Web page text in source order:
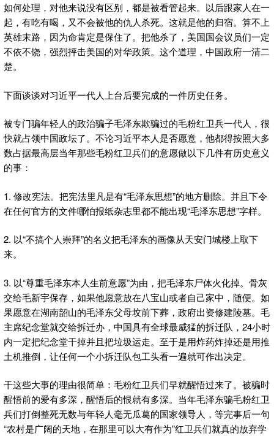
如何处理，对他来说没有区别，都是被看管起来。以后跟家人在一
起，有吃有喝，又不会被他的仇人杀死。这就是他的归宿。算不上
英雄末路，因为命肯定是保住了。把他杀了，美国国会议员们一定
不依不饶，强烈抨击美国的对华政策。这个道理，中国政府一清二
楚。
下面谈谈对习近平一代人上台后要完成的一件历史任务。
被专门骗年轻人的政治骗子毛泽东欺骗过的毛粉红卫兵一代人，很
快就占领中国政坛了。不论习近平本人是否愿意，他都得按照大多
数占据最高层当年那些毛粉红卫兵们的意愿做以下几件有历史意义
的事：
1. 修改宪法。把宪法里凡是有“毛泽东思想”的地方删除。并且下令
在任何官方的文件哪怕报纸杂志里都不能出现“毛泽东思想”字样。
2. 以“不搞个人崇拜”的名义把毛泽东的画像从天安门城楼上取下
来。
3. 以“尊重毛泽东本人生前意愿”为由，把毛泽东尸体火化掉。骨灰
交给毛新宇保存，如果他愿意放在八宝山或者自己家中，随便。如
果愿意在湖南韶山的毛泽东父母坟前下葬，政府出资修建陵墓。毛
主席纪念堂就交给拆迁办，中国具有全球最威猛的拆迁队，24小时
内一定把纪念堂干掉并且把垃圾运走。至于是用炸药炸掉还是用推
土机推倒，让任何一个小拆迁队包工头看一遍就可作出决定。
干这些大事的理由很简单：毛粉红卫兵们早就醒悟过来了。被骗时
醒悟前的爱有多深，醒悟后的恨就有多深。当年毛泽东骗毛粉红卫
兵们打倒整死无数与年轻人毫无瓜葛的国家领导人，等完事后一句
“农村是广阔的天地，在那里可以大有作为”红卫兵们就真的放弃学